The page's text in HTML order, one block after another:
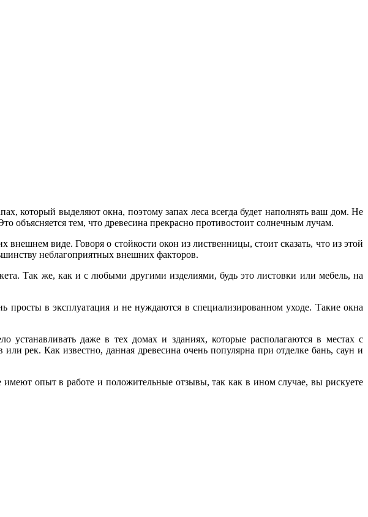
который выделяют окна, поэтому запах леса всегда будет наполнять ваш дом. Не
объясняется тем, что древесина прекрасно противостоит солнечным лучам.
виде. Говоря о стойкости окон из лиственницы, стоит сказать, что из этой
неблагоприятных внешних факторов.
Так же, как и с любыми другими изделиями, будь это листовки или мебель, на
просты в эксплуатация и не нуждаются в специализированном уходе. Такие окна
даже в тех домах и зданиях, которые располагаются в местах с
рек. Как известно, данная древесина очень популярна при отделке бань, саун и
имеют опыт в работе и положительные отзывы, так как в ином случае, вы рискуете